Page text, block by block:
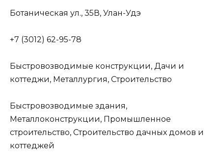
Ботаническая ул., 35В, Улан-Удэ
+7 (3012) 62-95-78
Быстровозводимые конструкции, Дачи и
коттеджи, Металлургия, Строительство
Быстровозводимые здания,
Металлоконструкции, Промышленное
строительство, Строительство дачных домов и
коттеджей